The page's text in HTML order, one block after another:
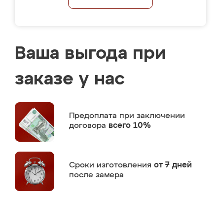
Ваша выгода при
заказе у нас
Предоплата при заключении
договора всего 10%
Сроки изготовления от 7 дней
после замера